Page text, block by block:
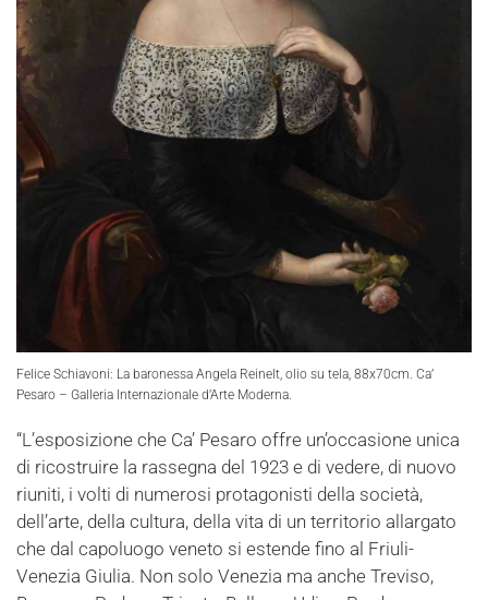
Felice Schiavoni: La baronessa Angela Reinelt, olio su tela, 88x70cm. Ca’
Pesaro – Galleria Internazionale d’Arte Moderna.
“L’esposizione che Ca’ Pesaro offre un’occasione unica
di ricostruire la rassegna del 1923 e di vedere, di nuovo
riuniti, i volti di numerosi protagonisti della società,
dell’arte, della cultura, della vita di un territorio allargato
che dal capoluogo veneto si estende fino al Friuli-
Venezia Giulia. Non solo Venezia ma anche Treviso,